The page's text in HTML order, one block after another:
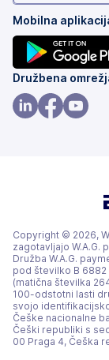
Mobilna
(odpre
se
v
Družbena
Copyright © 2026,
zagotavljajo W.A.G.
Družba W.A.G.
pod številko B
(matična številka
100-odstotni lasti
svojo
Češke nacionalne
Češki republiki s
00 Praga 4, Češka